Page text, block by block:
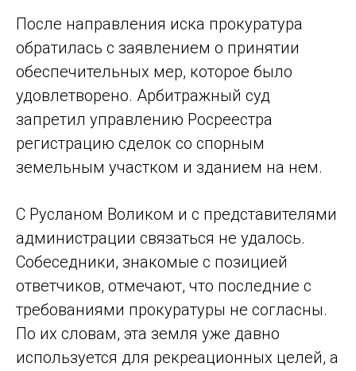
После направления иска прокуратура
обратилась с заявлением о принятии
обеспечительных мер, которое было
удовлетворено. Арбитражный суд
запретил управлению Росреестра
регистрацию сделок со спорным
земельным участком и зданием на нем.
С Русланом Воликом и с представителями
администрации связаться не удалось.
Собеседники, знакомые с позицией
ответчиков, отмечают, что последние с
требованиями прокуратуры не согласны.
По их словам, эта земля уже давно
используется для рекреационных целей, а